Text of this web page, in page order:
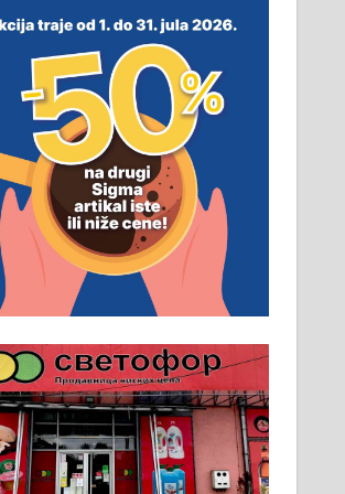
услов. Обезбеђен
превоз, исхрана.
41-122 – локал 22
услуге завршних
у грађевини,
и молерских
061/25-28-058
потребан возач са Б
064/02-85-511
два радника за рад на
„Липа промет” у
За више
доћи лично на
у улици Максима
26 сваког радног дана од
часова. 063/465-045